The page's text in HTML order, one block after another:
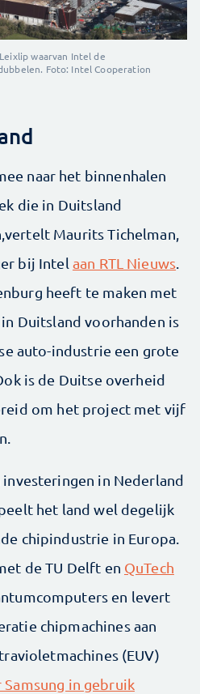
waarvan Intel de
Foto: Intel Cooperation
naar het binnenhalen
die in Duitsland
Maurits Tichelman,
bij Intel aan RTL Nieuws
heeft te maken met
Duitsland voorhanden is
auto-industrie een grote
is de Duitse overheid
om het project met vijf
in Nederland
het land wel degelijk
chipindustrie in Europa.
de TU Delft en QuTech
en levert
chipmachines aan
(EUV)
Samsung in gebruik